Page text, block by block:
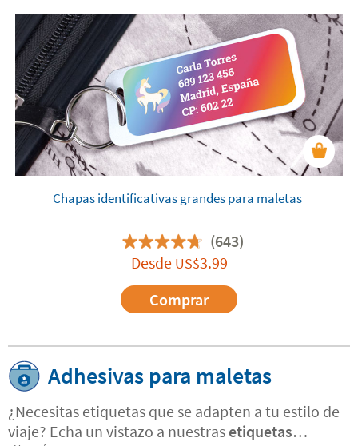
Chapas identificativas grandes para maletas
(643)
Desde US$3.99
Comprar
Adhesivas para maletas
¿Necesitas etiquetas que se adapten a tu estilo de
viaje? Echa un vistazo a nuestras etiquetas